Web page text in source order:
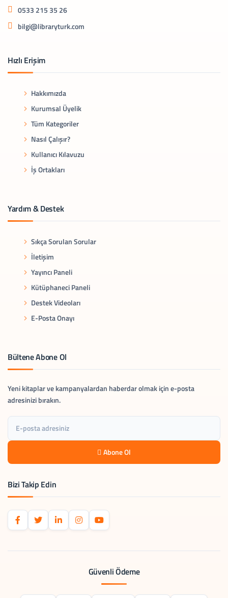
0533 215 35 26
bilgi@libraryturk.com
Hızlı Erişim
Hakkımızda
Kurumsal Üyelik
Tüm Kategoriler
Nasıl Çalışır?
Kullanıcı Kılavuzu
İş Ortakları
Yardım & Destek
Sıkça Sorulan Sorular
İletişim
Yayıncı Paneli
Kütüphaneci Paneli
Destek Videoları
E-Posta Onayı
Bültene Abone Ol
Yeni kitaplar ve kampanyalardan haberdar olmak için e-posta
adresinizi bırakın.
Abone Ol
Bizi Takip Edin
Güvenli Ödeme